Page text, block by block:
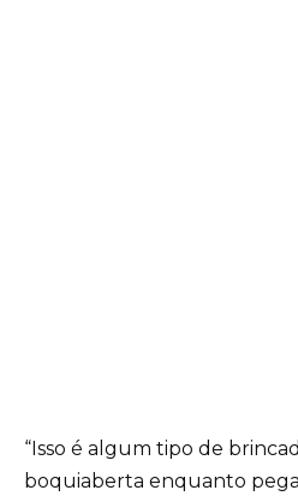
“Isso é algum tipo de
boquiaberta enquanto